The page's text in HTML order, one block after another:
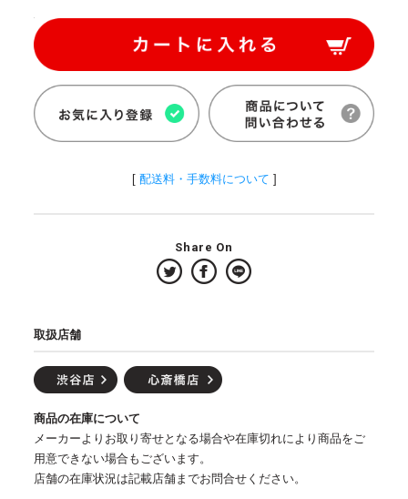
[ 配送料・手数料について ]
Share On
取扱店舗
商品の在庫について
メーカーよりお取り寄せとなる場合や在庫切れにより商品をご
用意できない場合もございます。
店舗の在庫状況は記載店舗までお問合せください。